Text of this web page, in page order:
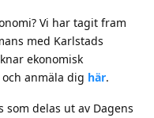
Vi har tagit fram
med Karlstads
ekonomisk
anmäla dig här.
delas ut av Dagens